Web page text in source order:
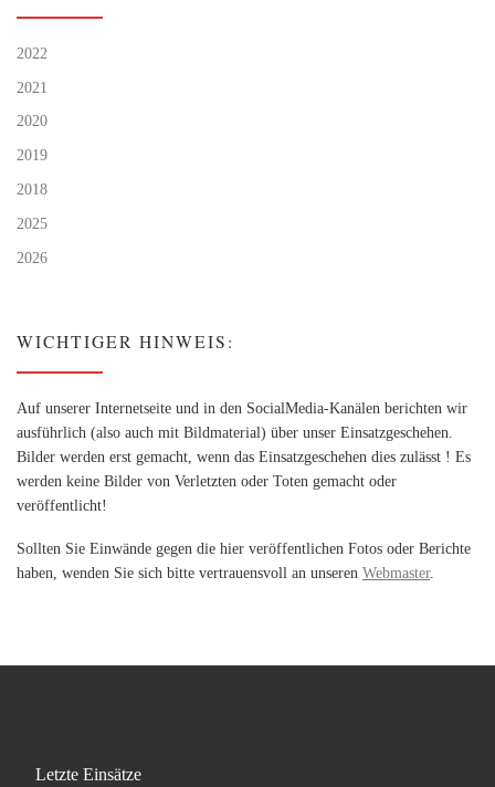
2022
2021
2020
2019
2018
2025
2026
WICHTIGER HINWEIS:
Auf unserer Internetseite und in den SocialMedia-Kanälen berichten wir
ausführlich (also auch mit Bildmaterial) über unser Einsatzgeschehen.
Bilder werden erst gemacht, wenn das Einsatzgeschehen dies zulässt ! Es
werden keine Bilder von Verletzten oder Toten gemacht oder
veröffentlicht!
Sollten Sie Einwände gegen die hier veröffentlichen Fotos oder Berichte
haben, wenden Sie sich bitte vertrauensvoll an unseren Webmaster.
Letzte Einsätze